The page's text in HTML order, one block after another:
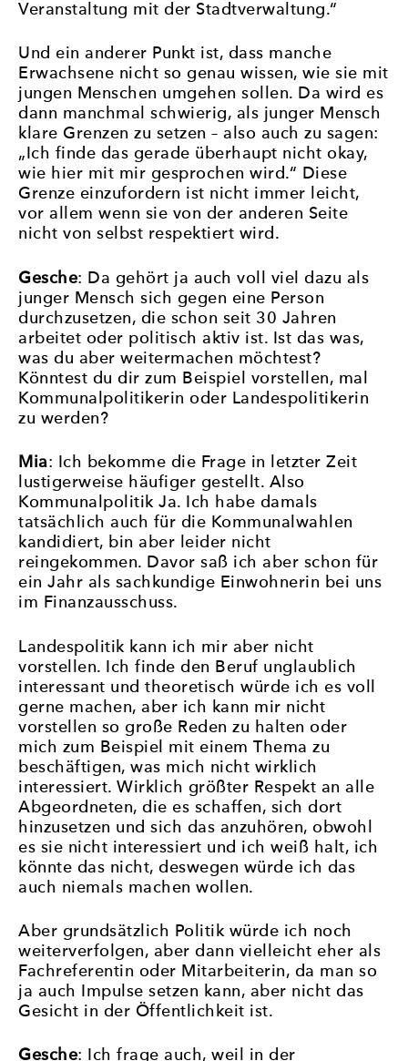
Veranstaltung mit der Stadtverwaltung.“
Und ein anderer Punkt ist, dass manche
Erwachsene nicht so genau wissen, wie sie mit
jungen Menschen umgehen sollen. Da wird es
dann manchmal schwierig, als junger Mensch
klare Grenzen zu setzen – also auch zu sagen:
„Ich finde das gerade überhaupt nicht okay,
wie hier mit mir gesprochen wird.“ Diese
Grenze einzufordern ist nicht immer leicht,
vor allem wenn sie von der anderen Seite
nicht von selbst respektiert wird.
Gesche: Da gehört ja auch voll viel dazu als
junger Mensch sich gegen eine Person
durchzusetzen, die schon seit 30 Jahren
arbeitet oder politisch aktiv ist. Ist das was,
was du aber weitermachen möchtest?
Könntest du dir zum Beispiel vorstellen, mal
Kommunalpolitikerin oder Landespolitikerin
zu werden?
Mia: Ich bekomme die Frage in letzter Zeit
lustigerweise häufiger gestellt. Also
Kommunalpolitik Ja. Ich habe damals
tatsächlich auch für die Kommunalwahlen
kandidiert, bin aber leider nicht
reingekommen. Davor saß ich aber schon für
ein Jahr als sachkundige Einwohnerin bei uns
im Finanzausschuss.
Landespolitik kann ich mir aber nicht
vorstellen. Ich finde den Beruf unglaublich
interessant und theoretisch würde ich es voll
gerne machen, aber ich kann mir nicht
vorstellen so große Reden zu halten oder
mich zum Beispiel mit einem Thema zu
beschäftigen, was mich nicht wirklich
interessiert. Wirklich größter Respekt an alle
Abgeordneten, die es schaffen, sich dort
hinzusetzen und sich das anzuhören, obwohl
es sie nicht interessiert und ich weiß halt, ich
könnte das nicht, deswegen würde ich das
auch niemals machen wollen.
Aber grundsätzlich Politik würde ich noch
weiterverfolgen, aber dann vielleicht eher als
Fachreferentin oder Mitarbeiterin, da man so
ja auch Impulse setzen kann, aber nicht das
Gesicht in der Öffentlichkeit ist.
Gesche: Ich frage auch, weil in der